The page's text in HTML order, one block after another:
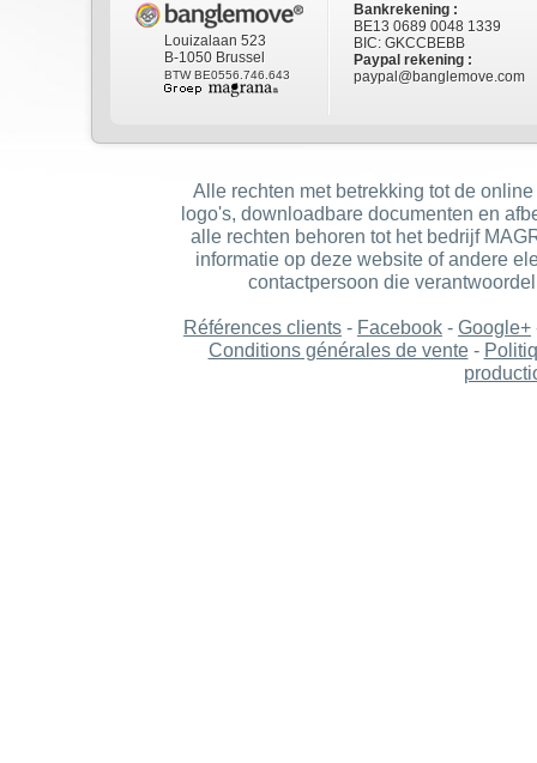
Louizalaan 523
B-1050 Brussel
BTW BE0556.746.643
Bankrekening :
BE13 0689 0048 1339
BIC: GKCCBEBB
Paypal rekening :
paypal@banglemove.com
Alle rechten met betrekking tot de
logo's, downloadbare documenten en
alle rechten behoren tot het bedrijf
informatie op deze website of andere
contactpersoon die
Références clients - Facebook - Google+
Conditions générales de vente-